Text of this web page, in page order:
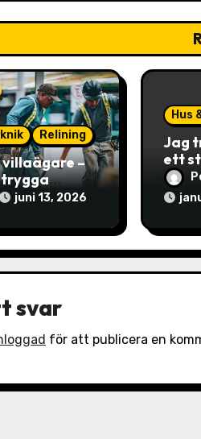
Relining
–
trygga
juni 13, 2026
Hus
Jag
ett
svar
för att publicera en